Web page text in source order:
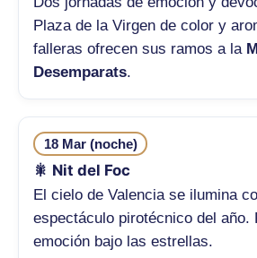
Plaza de la Virgen de color y
falleras ofrecen sus ramos a la
Desemparats.
18 Mar (noche)
🎇 Nit del Foc
El cielo de Valencia se ilumina
espectáculo pirotécnico del año.
emoción bajo las estrellas.